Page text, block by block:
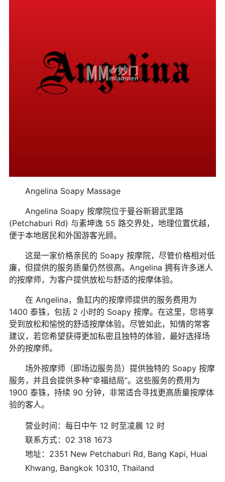
Angelina Soapy Massage
Angelina Soapy 按摩院位于曼谷新碧武里路
(Petchaburi Rd) 与素坤逸 55 路交界处，地理位置优越，
便于本地居民和外国游客光顾。
这是一家价格亲民的 Soapy 按摩院，尽管价格相对低
廉，但提供的服务质量仍然很高。Angelina 拥有许多迷人
的按摩师，为客户提供放松与舒适的按摩体验。
在 Angelina，鱼缸内的按摩师提供的服务费用为
1400 泰铢，包括 2 小时的 Soapy 按摩。在这里，您将享
受到放松和愉悦的舒适按摩体验。尽管如此，知情的常客
建议，若您希望获得更加私密且独特的体验，最好选择场
外的按摩师。
场外按摩师（即场边服务员）提供独特的 Soapy 按摩
服务，并且会提供多种“幸福结局”。这些服务的费用为
1900 泰铢，持续 90 分钟，非常适合寻找更高质量按摩体
验的客人。
营业时间：每日中午 12 时至凌晨 12 时
联系方式：02 318 1673
地址：2351 New Petchaburi Rd, Bang Kapi, Huai
Khwang, Bangkok 10310, Thailand